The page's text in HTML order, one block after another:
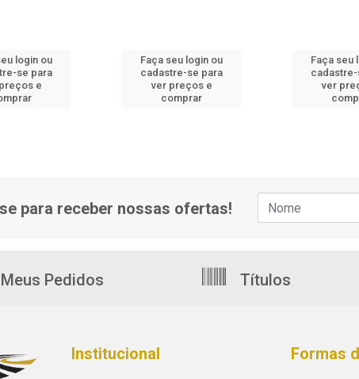
login ou
se para
e
Faça seu login ou
cadastre-se para
ver preços e
comprar
Faça seu
ver
para receber nossas ofertas!
Meus Pedidos Títulos
Institucional Formas